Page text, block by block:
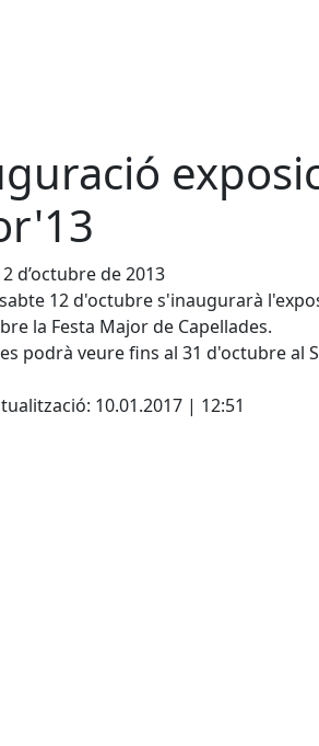
d’octubre de 2013
12 d'octubre s'inaugurarà
la Festa Major de Capellades.
podrà veure fins al 31 d'octubre al
10.01.2017 | 12:51